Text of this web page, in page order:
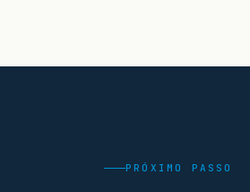
PRÓXIMO PASSO